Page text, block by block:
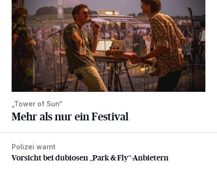
„Tower of Sun“
Mehr als nur ein Festival
Vorsicht bei dubiosen „Park & Fly“-Anbietern
Polizei warnt
Vorsicht bei dubiosen „Park & Fly“-Anbietern